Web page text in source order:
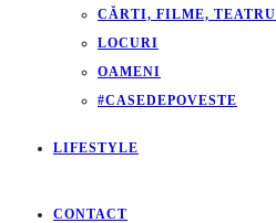
CĂRTI, FILME, TEATRU
LOCURI
OAMENI
#CASEDEPOVESTE
LIFESTYLE
CONTACT